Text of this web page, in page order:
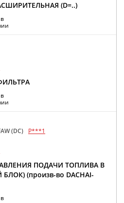
(D=..)
(DC) P***1
ПОДАЧИ ТОПЛИВА В
(произв-во DACHAI-